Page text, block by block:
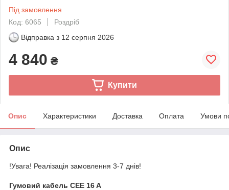
Під замовлення
Код: 6065
Роздріб
Відправка з 12 серпня 2026
4 840 ₴
Купити
Опис Характеристики Доставка Оплата Умови
Опис
!Увага! Реалізація замовлення 3-7 днів!
Гумовий кабель CEE 16 A